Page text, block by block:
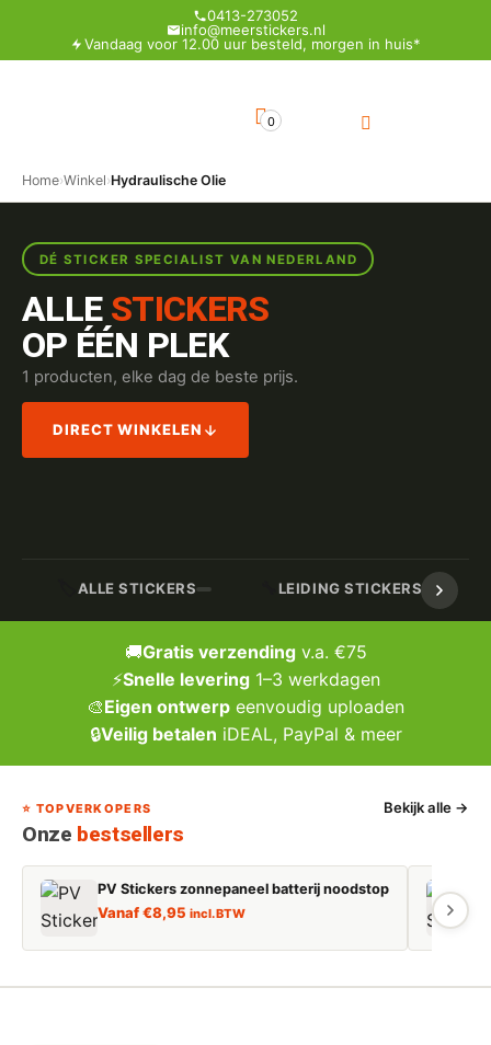
0413-273052
info@meerstickers.nl
Vandaag voor 12.00 uur besteld, morgen in huis*
0
Home›Winkel›Hydraulische Olie
DÉ STICKER SPECIALIST VAN NEDERLAND
ALLE STICKERS
OP ÉÉN PLEK
1 producten, elke dag de beste prijs.
DIRECT WINKELEN
ALLE STICKERS LEIDING STICKERS /
🚚Gratis verzendingv.a. €75
⚡Snelle levering1–3 werkdagen
🎨Eigen ontwerp eenvoudig uploaden
🔒Veilig betalen iDEAL, PayPal & meer
⭐ TOPVERKOPERS
Onze bestsellers
Bekijk alle →
PV Stickers zonnepaneel batterij noodstop
Vanaf€8,95 incl. BTW